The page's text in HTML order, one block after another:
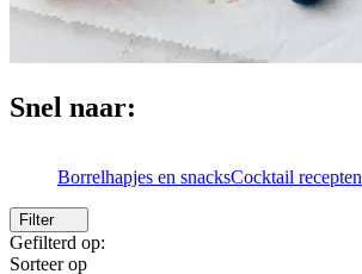
Snel naar:
Borrelhapjes en snacksCocktail recepten
Filter
Gefilterd op:
Sorteer op